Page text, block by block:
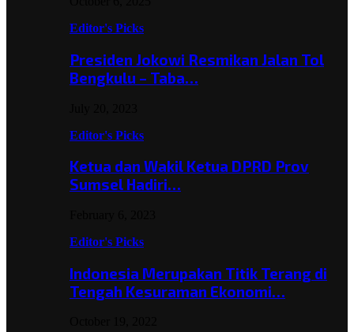
Editor's Picks
Presiden Jokowi Resmikan Jalan Tol
Bengkulu – Taba…
Editor's Picks
Ketua dan Wakil Ketua DPRD Prov
Sumsel Hadiri…
Editor's Picks
Indonesia Merupakan Titik Terang di
Tengah Kesuraman Ekonomi…